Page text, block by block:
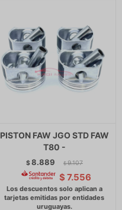
PISTON FAW JGO STD FAW
T80 -
$8.889 $ 9.107
$ 7.556